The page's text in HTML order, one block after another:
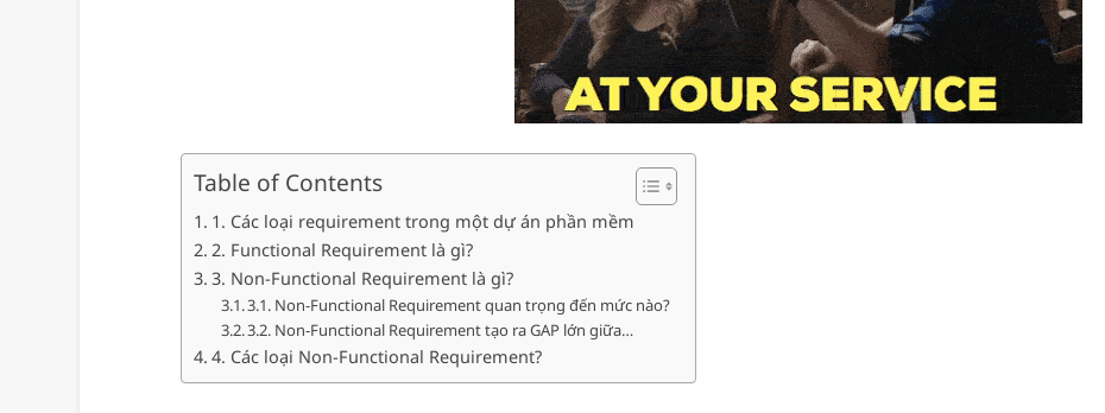
Table of Contents
1. Các loại requirement trong một dự án phần mềm
2. Functional Requirement là gì?
3. Non-Functional Requirement là gì?
3.1. Non-Functional Requirement quan trọng đến mức nào?
3.2. Non-Functional Requirement tạo ra GAP lớn giữa…
4. Các loại Non-Functional Requirement?